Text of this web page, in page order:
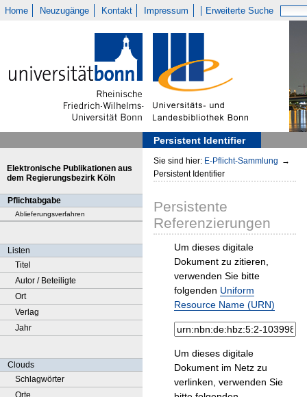
Home Neuzugänge Kontakt Impressum Erweiterte Suche
Persistent Identifier
Elektronische Publikationen aus
dem Regierungsbezirk Köln
Pflichtabgabe
Ablieferungsverfahren
Listen
Titel
Autor / Beteiligte
Ort
Verlag
Jahr
Clouds
Schlagwörter
Orte
Sie sind hier: E-Pflicht-Sammlung →
Persistent Identifier
Persistente
Referenzierungen
Um dieses digitale
Dokument zu zitieren,
verwenden Sie bitte
folgenden Uniform
Resource Name (URN)
Um dieses digitale
Dokument im Netz zu
verlinken, verwenden Sie